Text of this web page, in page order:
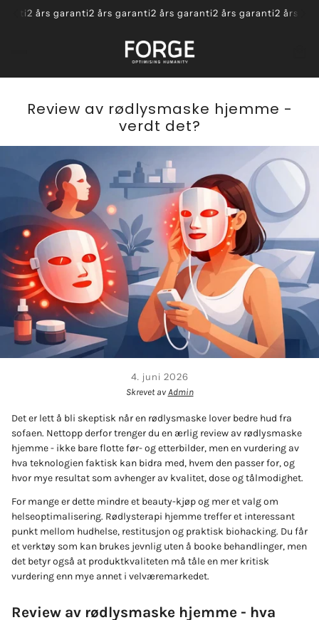
2 års garanti2 års garanti2 års garanti2 års garanti2 års
Review av rødlysmaske hjemme -
verdt det?
4. juni 2026
Skrevet av Admin
Det er lett å bli skeptisk når en rødlysmaske lover bedre hud fra
sofaen. Nettopp derfor trenger du en ærlig review av rødlysmaske
hjemme - ikke bare flotte før- og etterbilder, men en vurdering av
hva teknologien faktisk kan bidra med, hvem den passer for, og
hvor mye resultat som avhenger av kvalitet, dose og tålmodighet.
For mange er dette mindre et beauty-kjøp og mer et valg om
helseoptimalisering. Rødlysterapi hjemme treffer et interessant
punkt mellom hudhelse, restitusjon og praktisk biohacking. Du får
et verktøy som kan brukes jevnlig uten å booke behandlinger, men
det betyr også at produktkvaliteten må tåle en mer kritisk
vurdering enn mye annet i velværemarkedet.
Review av rødlysmaske hjemme - hva